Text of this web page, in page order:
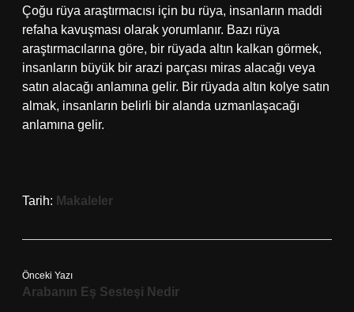
Çoğu rüya araştırmacısı için bu rüya, insanların maddi
refaha kavuşması olarak yorumlanır. Bazı rüya
araştırmacılarına göre, bir rüyada altın kalkan görmek,
insanların büyük bir arazi parçası miras alacağı veya
satın alacağı anlamına gelir. Bir rüyada altın kolye satın
almak, insanların belirli bir alanda uzmanlaşacağı
anlamına gelir.
Tarih: Makaleler
Önceki Yazı
Arabanın Eş Sesteşi Nedir